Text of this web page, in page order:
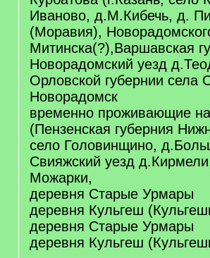
Иваново, д.М.Кибечь, д.
(Моравия),
Митинска(?),Варшавская
Новорадомский уезд
Орловской губернии села
Новорадомск
временно проживающие
(Пензенская губерния
село Головинщино,
Свияжский уезд
Можарки,
деревня Старые Урмары
деревня Кульгеш
деревня Старые Урмары
деревня Кульгеш